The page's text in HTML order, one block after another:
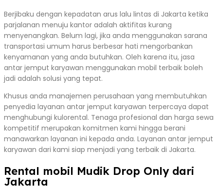
Berjibaku dengan kepadatan arus lalu lintas di Jakarta ketika
parjalanan menuju kantor adalah aktifitas kurang
menyenangkan. Belum lagi, jika anda menggunakan sarana
transportasi umum harus berbesar hati mengorbankan
kenyamanan yang anda butuhkan. Oleh karena itu, jasa
antar jemput karyawan menggunakan mobil terbaik boleh
jadi adalah solusi yang tepat.
Khusus anda manajemen perusahaan yang membutuhkan
penyedia layanan antar jemput karyawan terpercaya dapat
menghubungi kulorental. Tenaga profesional dan harga sewa
kompetitif merupakan komitmen kami hingga berani
manawarkan layanan ini kepada anda. Layanan antar jemput
karyawan dari kami siap menjadi yang terbaik di Jakarta.
Rental mobil Mudik Drop Only dari
Jakarta